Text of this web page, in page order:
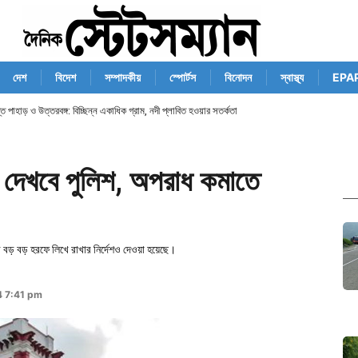
দেশ বিদেশ সম্পাদকীয় স্পোর্টস বিনোদন স্বাস্থ্য
পাহাড় ও উত্তরবঙ্গ: বিচ্ছিন্ন একাধিক গ্রাম, নদী প্লাবিত হওয়ার সতর্কতা
পুলিশ, অপরাধ কমাতে
বড় হরফে লিখে রাখার নির্দেশও দেওয়া হয়েছে।
7:41 pm